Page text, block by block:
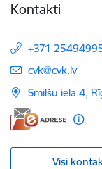
Kontakti
+371
E-pasts:
cvk@cvk.lv
Smilšu iela 4,
Visi